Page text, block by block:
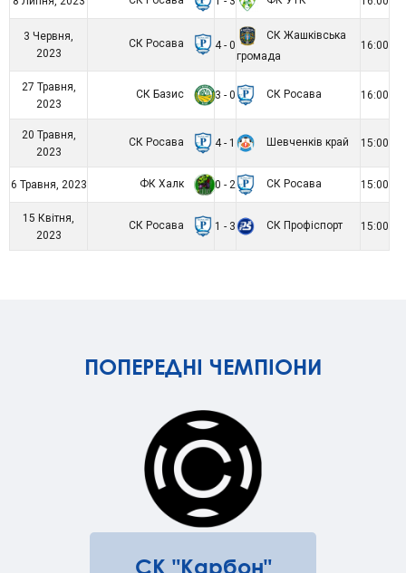
3 Червня,
2023
СК Росава 4 - 0
СК Жашківська
громада
16:00
27 Травня,
2023
СК Базис 3 - 0 СК Росава 16:00
20 Травня,
2023
СК Росава 4 - 1 Шевченків край 15:00
6 Травня, 2023 ФК Халк 0 - 2 СК Росава 15:00
15 Квітня,
2023
СК Росава 1 - 3 СК Профіспорт 15:00
ПОПЕРЕДНІ ЧЕМПІОНИ
СК "Карбон"